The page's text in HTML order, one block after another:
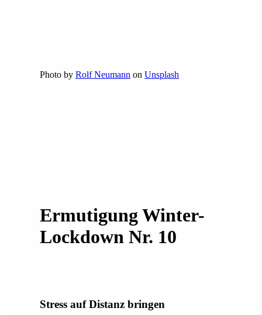
Photo by Rolf Neumann on Unsplash
Ermutigung Winter-
Lockdown Nr. 10
Stress auf Distanz bringen